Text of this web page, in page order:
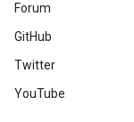
Forum
GitHub
Twitter
YouTube